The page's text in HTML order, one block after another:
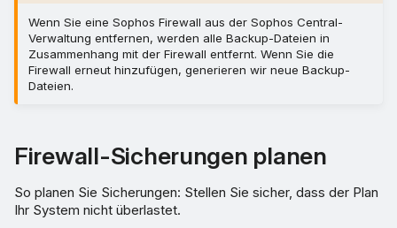
Aus einer Sicherung
wiederherstellen
Wenn Sie eine Sophos Firewall aus der Sophos Central-
Verwaltung entfernen, werden alle Backup-Dateien in
Zusammenhang mit der Firewall entfernt. Wenn Sie die
Firewall erneut hinzufügen, generieren wir neue Backup-
Dateien.
Firewall-Sicherungen planen
So planen Sie Sicherungen: Stellen Sie sicher, dass der Plan
Ihr System nicht überlastet.